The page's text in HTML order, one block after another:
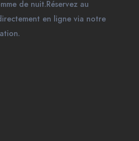
de nuit.Réservez au
en ligne via notre